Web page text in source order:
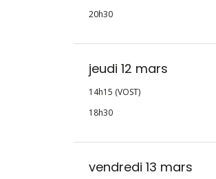
20h30
jeudi 12 mars
14h15 (VOST)
18h30
vendredi 13 mars